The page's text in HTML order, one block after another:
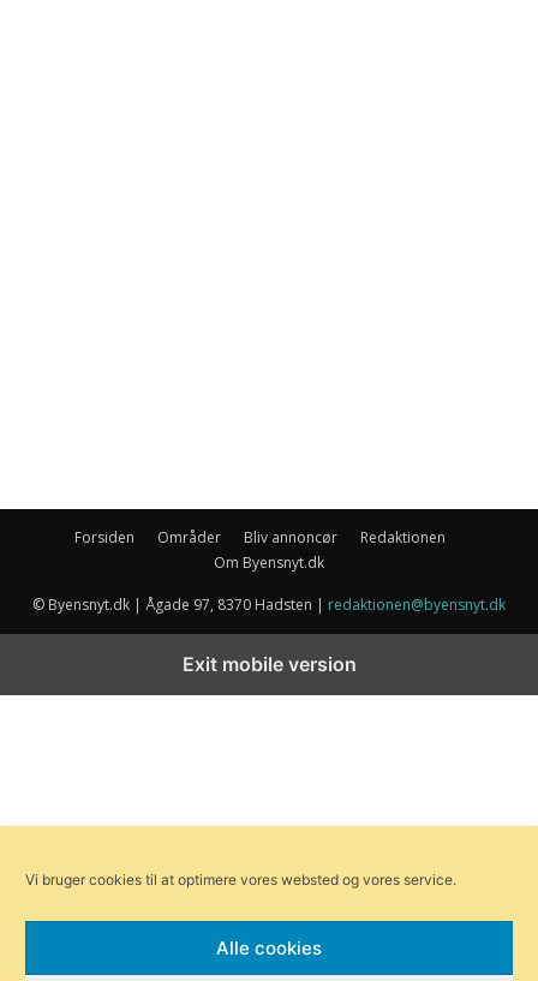
Forsiden Områder Bliv annoncør
Redaktionen
Om Byensnyt.dk
© Byensnyt.dk | Ågade 97, 8370 Hadsten | redaktionen@byensnyt.dk
Vi bruger cookies til at optimere vores websted og vores service.
Alle cookies
Exit mobile version